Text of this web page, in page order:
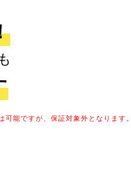
能ですが、保証対象外となります。